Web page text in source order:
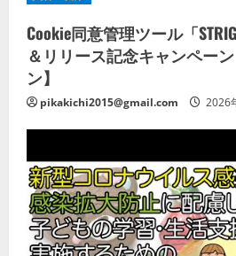
Cookie同意管理ツール「
＆リリース記念キャンペー
ン】
pikakichi2015@gmail.com 2026